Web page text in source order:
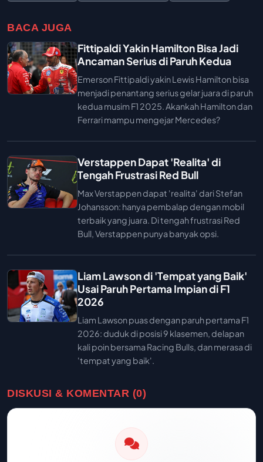
BACA JUGA
Fittipaldi Yakin Hamilton Bisa Jadi
Ancaman Serius di Paruh Kedua
Emerson Fittipaldi yakin Lewis Hamilton bisa
menjadi penantang serius gelar juara di paruh
kedua musim F1 2025. Akankah Hamilton dan
Ferrari mampu mengejar Mercedes?
Verstappen Dapat 'Realita' di
Tengah Frustrasi Red Bull
Max Verstappen dapat 'realita' dari Stefan
Johansson: hanya pembalap dengan mobil
terbaik yang juara. Di tengah frustrasi Red
Bull, Verstappen punya banyak opsi.
Liam Lawson di 'Tempat yang Baik'
Usai Paruh Pertama Impian di F1
2026
Liam Lawson puas dengan paruh pertama F1
2026: duduk di posisi 9 klasemen, delapan
kali poin bersama Racing Bulls, dan merasa di
'tempat yang baik'.
DISKUSI & KOMENTAR (0)